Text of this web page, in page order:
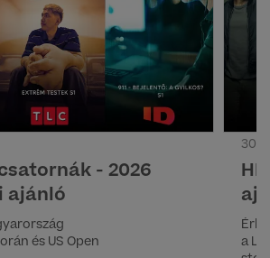
- 2026
ajánló
és US Open
30/
a